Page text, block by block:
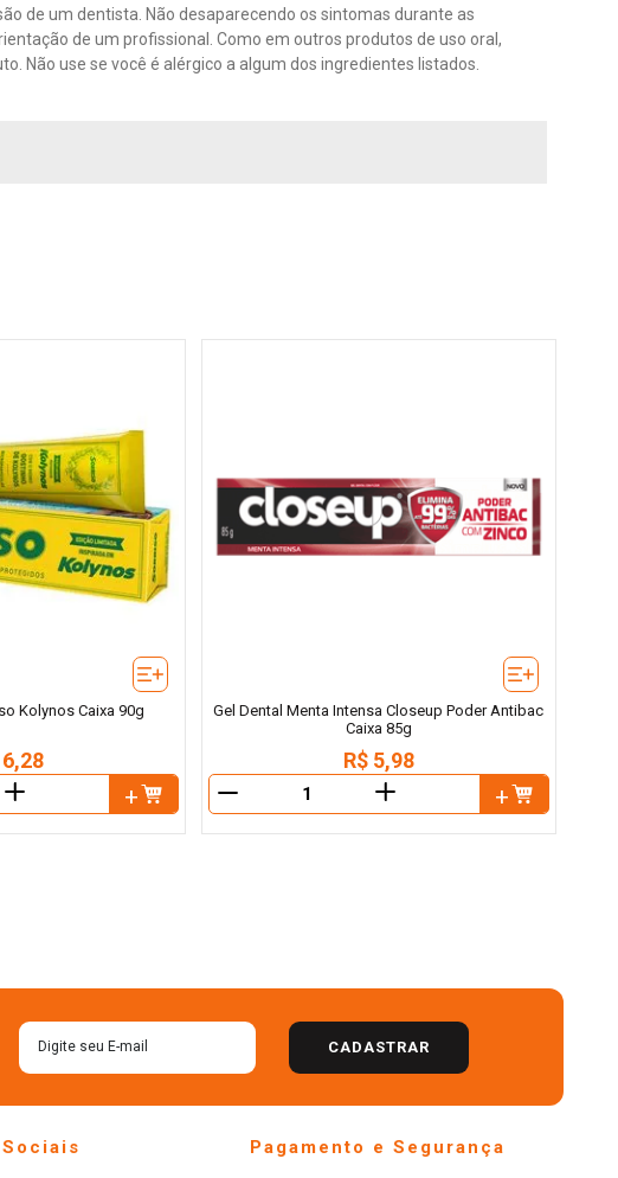
de um dentista. Não desaparecendo os sintomas durante as
de um profissional. Como em outros produtos de uso oral,
Não use se você é alérgico a algum dos ingredientes listados.
Kolynos Caixa 90g
6,28
＋
Gel Dental Menta Intensa Closeup Poder Antibac
Caixa 85g
R$ 5,98
＋
CADASTRAR
Pagamento e Segurança